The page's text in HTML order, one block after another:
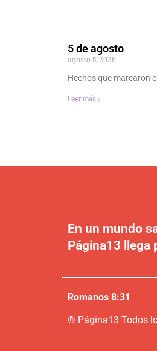
5 de agosto
agosto 5, 2026
Hechos que marcaron
Leer más ›
En un mundo
Página13 llega
Romanos 8:31
® Página13 Todos